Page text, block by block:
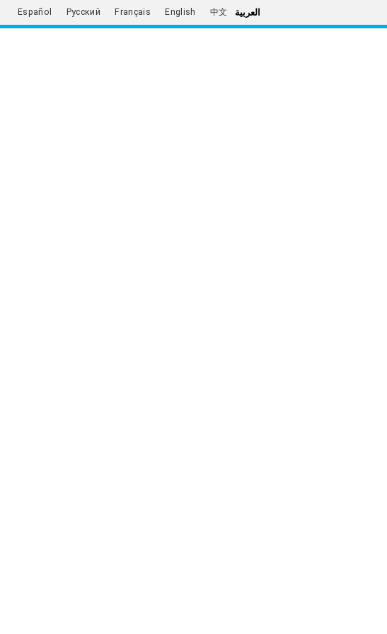
العربية 中文
English
Français
Русский
Español